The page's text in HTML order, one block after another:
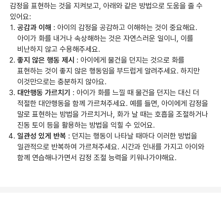
감정을 표현하는 것을 지켜보고, 아래와 같은 방법으로 도움을 줄 수
있어요:
공감과 이해 : 아이의 감정을 공감하고 이해하는 것이 중요해요.
아이가 화를 내거나 속상해하는 것은 자연스러운 일이니, 이를
비난하지 않고 수용해주세요.
좋지 않은 행동 제시 : 아이에게 물건을 던지는 것으로 화를
표현하는 것이 좋지 않은 행동임을 부드럽게 알려주세요. 하지만
이것만으로는 충분하지 않아요.
대안행동 가르치기 : 아이가 화를 느낄 때 물건을 던지는 대신 더
적절한 대안행동을 함께 가르쳐주세요. 예를 들면, 아이에게 감정을
말로 표현하는 방법을 가르치거나, 화가 날 때는 호흡을 조절하거나
진동 토이 등을 활용하는 방법을 익힐 수 있어요.
일관성 있게 반복 : 던지는 행동이 나타날 때마다 이러한 방법을
일관적으로 반복하여 가르쳐주세요. 시간과 인내를 가지고 아이와
함께 연습해나가면서 감정 조절 능력을 키워나가야해요.